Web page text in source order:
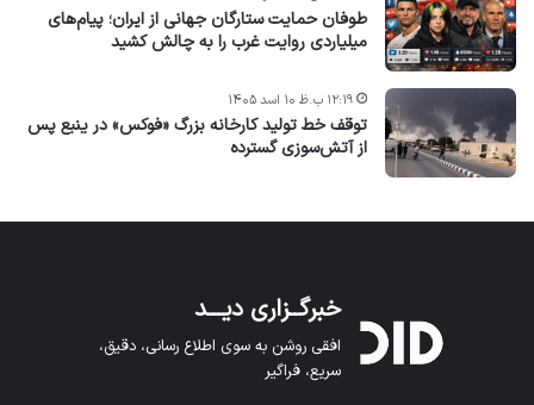
طوفان حمایت ستارگان جهانی از ایران؛ پیام‌های
میلیاردی روایت غرب را به چالش کشید
توقف خط تولید کارخانه بزرگ «فوکس» در ینبع پس
از آتش‌سوزی گسترده
۱۲:۱۹ ب.ظ ۱۰ اسد ۱۴۰۵
خبرگــزاری دیـــد
افقی روشن به سوی اطلاع رسانی، دقیق،
سریع، فراگیر